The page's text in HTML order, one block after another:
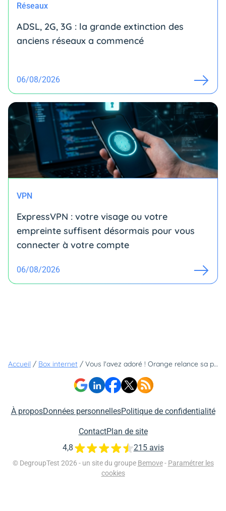
Réseaux
ADSL, 2G, 3G : la grande extinction des
anciens réseaux a commencé
06/08/2026
VPN
ExpressVPN : votre visage ou votre
empreinte suffisent désormais pour vous
connecter à votre compte
06/08/2026
Accueil / Box internet / Vous l'avez adoré ! Orange relance sa promo avec deux mois d'abonnement offerts sur sa box fibre à moins de 20€
À proposDonnées personnellesPolitique de confidentialité
ContactPlan de site
© DegroupTest 2026 - un site du groupe Bemove - Paramétrer les
cookies
4,8 215 avis